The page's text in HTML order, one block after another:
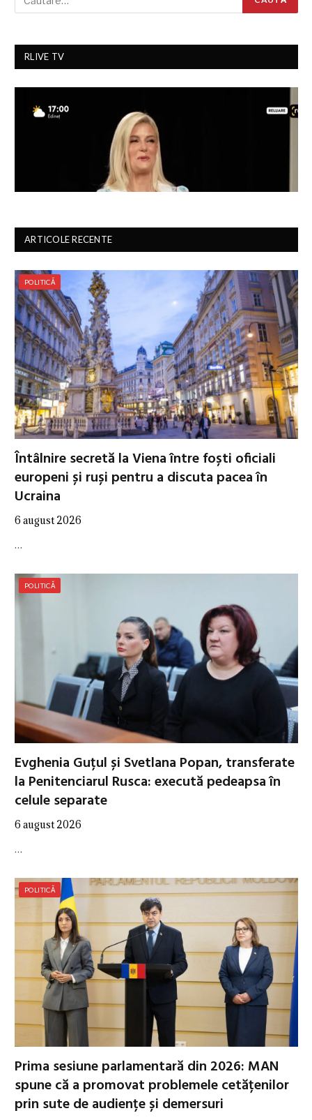
RLIVE TV
ARTICOLE RECENTE
POLITICĂ
Întâlnire secretă la Viena între foști oficiali
europeni și ruși pentru a discuta pacea în
Ucraina
6 august 2026
…
POLITICĂ
Evghenia Guțul și Svetlana Popan, transferate
la Penitenciarul Rusca: execută pedeapsa în
celule separate
6 august 2026
…
POLITICĂ
Prima sesiune parlamentară din 2026: MAN
spune că a promovat problemele cetățenilor
prin sute de audiențe și demersuri